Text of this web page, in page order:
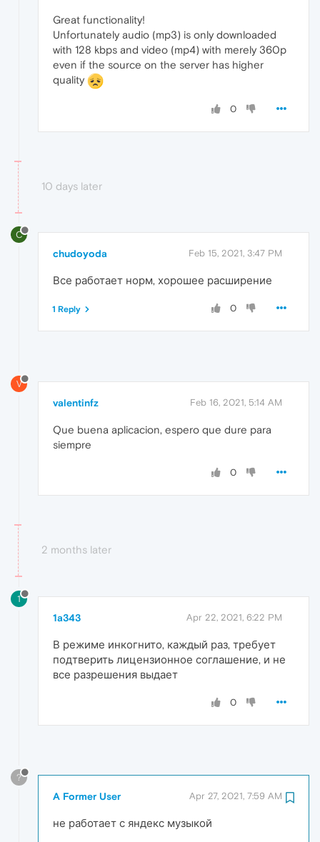
Great functionality!
Unfortunately audio (mp3) is only downloaded
with 128 kbps and video (mp4) with merely 360p
even if the source on the server has higher
quality
0
10 days later
C
chudoyoda Feb 15, 2021, 3:47 PM
Все работает норм, хорошее расширение
0
1 Reply
V
valentinfz Feb 16, 2021, 5:14 AM
Que buena aplicacion, espero que dure para
siempre
0
2 months later
1
1a343 Apr 22, 2021, 6:22 PM
В режиме инкогнито, каждый раз, требует
подтверить лицензионное соглашение, и не
все разрешения выдает
0
?
A Former User Apr 27, 2021, 7:59 AM
не работает с яндекс музыкой